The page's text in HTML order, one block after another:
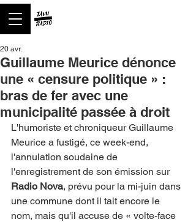
Guillaume Meurice dénonce
une « censure politique » :
bras de fer avec une
municipalité passée à droit
20 avr.
L'humoriste et chroniqueur Guillaume
Meurice a fustigé, ce week-end,
l'annulation soudaine de
l'enregistrement de son émission sur
Radio Nova, prévu pour la mi-juin dans
une commune dont il tait encore le
nom, mais qu'il accuse de « volte-face